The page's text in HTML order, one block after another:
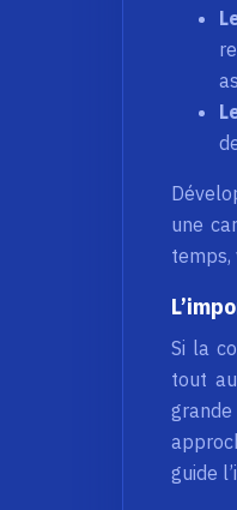
une
temps,
Si la
tout
guide